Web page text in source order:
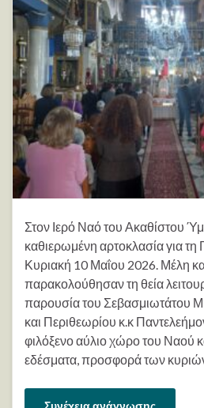
Στον Ιερό Ναό του Ακαθίστου
καθιερωμένη αρτοκλασία για τη
Κυριακή 10 Μαΐου 2026. Μέλη
παρακολούθησαν τη θεία
παρουσία του Σεβασμιωτάτου
και Περιθεωρίου κ.κ
φιλόξενο αύλιο χώρο του Ναού
εδέσματα, προσφορά των
Συνέχεια ανάγνωσης